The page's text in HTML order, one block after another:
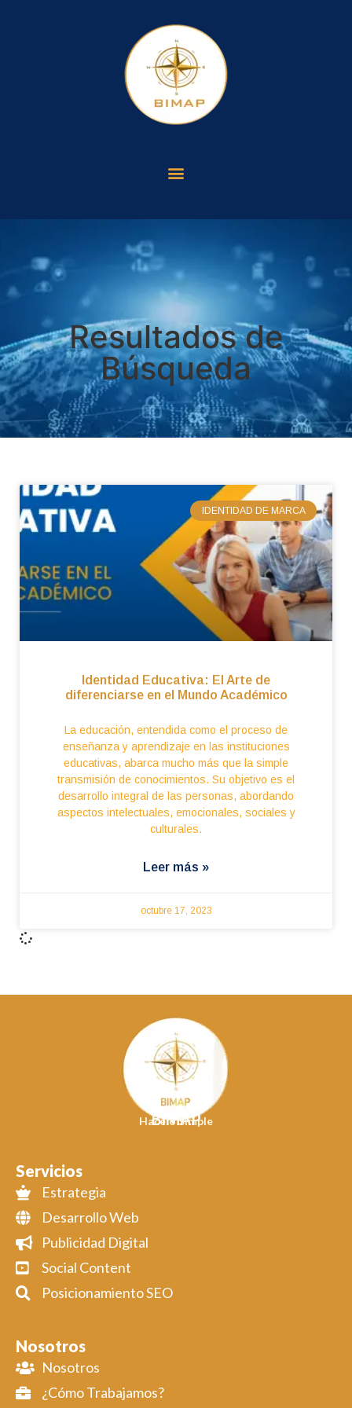
Resultados de
Búsqueda
IDENTIDAD DE MARCA
Identidad Educativa: El Arte de
diferenciarse en el Mundo Académico
La educación, entendida como el proceso de
enseñanza y aprendizaje en las instituciones
educativas, abarca mucho más que la simple
transmisión de conocimientos. Su objetivo es el
desarrollo integral de las personas, abordando
aspectos intelectuales, emocionales, sociales y
culturales.
Leer más »
octubre 17, 2023
BIMAP
Hacelo Simple
Servicios
Estrategia
Desarrollo Web
Publicidad Digital
Social Content
Posicionamiento SEO
Nosotros
Nosotros
¿Cómo Trabajamos?